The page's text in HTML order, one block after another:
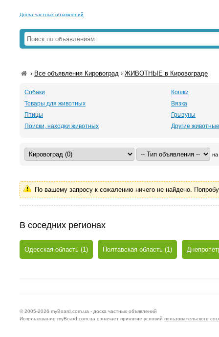
Доска частных объявлений
› Все объявления Кировоград ›ЖИВОТНЫЕ в Кировограде
Собаки
Кошки
Товары для животных
Вязка
Птицы
Грызуны
Поиски, находки животных
Другие животные
на
По вашему запросу к сожалению ничего не найдено.
В соседних регионах
Одесская область (1) Полтавская область (1)
© 2005-2026 myBoard.com.ua - доска частных объявлений
Использование myBoard.com.ua означает принятие условий пользовательского